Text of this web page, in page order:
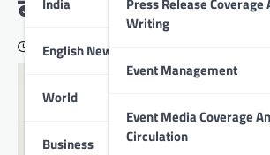
English News
World
Business
Writing
Event Management
Event Media Coverage
Circulation
बचत, जो सालाना
December 14, 2025